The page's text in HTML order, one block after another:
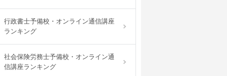
行政書士予備校・オンライン通信講座
ランキング
社会保険労務士予備校・オンライン通
信講座ランキング